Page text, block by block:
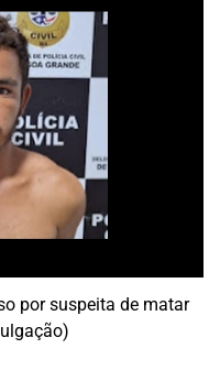
por suspeita de matar